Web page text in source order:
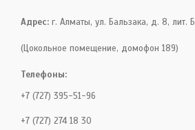
Адрес: г. Алматы, ул. Бальзака, д. 8, лит. Б
(Цокольное помещение, домофон 189)
Телефоны:
+7 (727) 395-51-96
+7 (727) 274 18 30